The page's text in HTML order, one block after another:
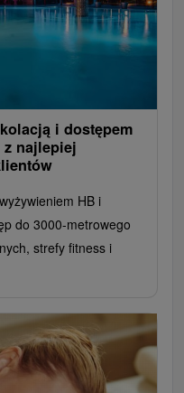
i dostępem
z najlepiej
HB i
do 3000-metrowego
strefy fitness i